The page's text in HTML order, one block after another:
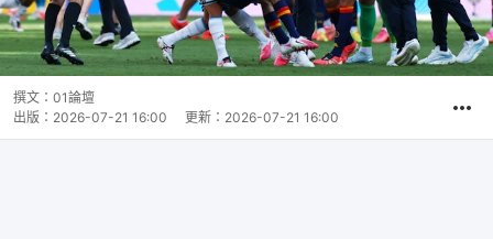
撰文： 01論壇
出版： 2026-07-21 16:00 更新： 2026-07-21 16:00